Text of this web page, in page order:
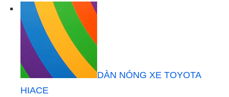
DÀN NÓNG XE TOYOTA
HIACE